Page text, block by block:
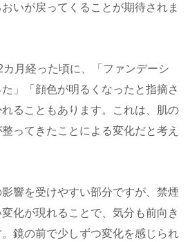
いが戻ってくることが期待されま
月経った頃に、「ファンデーシ
」「顔色が明るくなったと指摘さ
ることもあります。これは、肌の
ってきたことによる変化だと考え
響を受けやすい部分ですが、禁煙
化が現れることで、気分も前向き
鏡の前で少しずつ変化を感じられ